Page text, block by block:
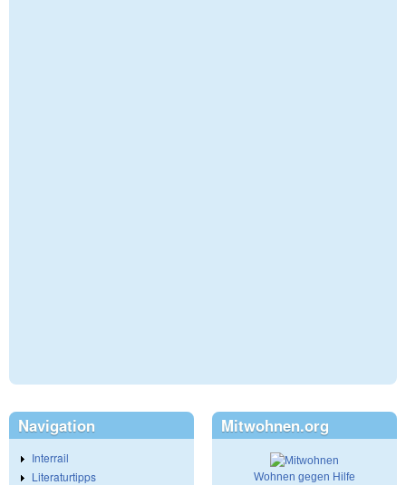
Navigation
Interrail
Literaturtipps
Mitwohnen.org
Wohnen gegen Hilfe